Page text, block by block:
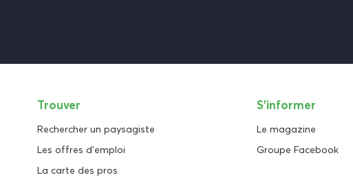
Trouver
Rechercher un paysagiste
Les offres d'emploi
La carte des pros
S'informer
Le magazine
Groupe Facebook